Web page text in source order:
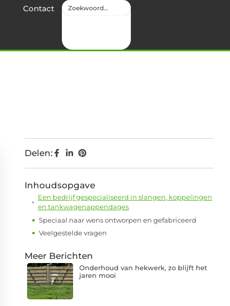
Contact
Delen:
Inhoudsopgave
Een bedrijf gespecialiseerd in slangen, koppelingen
en tankwagenappendages
Speciaal naar wens ontworpen en gefabriceerd
Veelgestelde vragen
Meer Berichten
Onderhoud van hekwerk, zo blijft het
jaren mooi